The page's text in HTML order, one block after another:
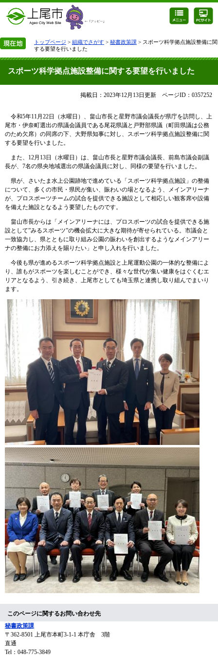
トップページ > 組織でさがす > 秘書政策課 > スポーツ科学拠点施設整備に関
する要望を行いました
スポーツ科学拠点施設整備に関する要望を行いました
掲載日：2023年12月13日更新 ページID：0357252
令和5年11月22日（水曜日）、畠山市長と星野市議会議長が県庁を訪問し、上
尾市・伊奈町選出の県議会議員である尾花県議と戸野部県議（町田県議は公務
のため欠席）の同席の下、大野県知事に対し、スポーツ科学拠点施設整備に関
する要望を行いました。
また、12月13日（水曜日）は、畠山市長と星野市議会議長、前島市議会副議
長が、7名の県央地域選出の県議会議員に対し、同様の要望を行いました。
県が、さいたま水上公園跡地で進めている「スポーツ科学拠点施設」の整備
について、多くの市民・県民が集い、賑わいの場となるよう、メインアリーナ
が、プロスポーツチームの試合を提供できる施設として相応しい観客席や設備
を備えた施設となるよう要望したものです。
畠山市長からは「メインアリーナには、プロスポーツの試合を提供できる施
設として”みるスポーツ”の機会拡大に大きな期待が寄せられている。市議会と
一致協力し、県とともに取り組み公園の賑わいを創出するようなメインアリー
ナの整備にお力添えを賜りたい」と申し入れを行いました。
今後も県が進めるスポーツ科学拠点施設と上尾運動公園の一体的な整備によ
り、誰もがスポーツを楽しむことができ、様々な世代が集い健康をはぐくむエ
リアとなるよう、引き続き、上尾市としても埼玉県と連携し取り組んでまいり
ます。​
このページに関するお問い合わせ先
秘書政策課
〒362-8501
上尾市本町3-1-1 本庁舎 3階
直通
Tel：048-775-3849